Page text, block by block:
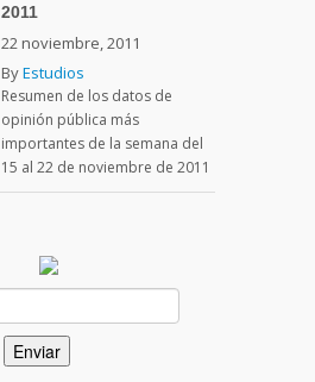
2011
22 noviembre, 2011
ByEstudios
Resumen de los datos de
opinión pública más
importantes de la semana del
15 al 22 de noviembre de 2011